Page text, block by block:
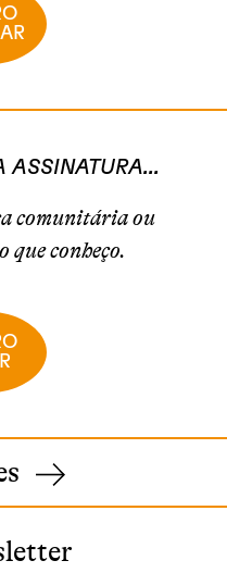
ASSINATURA...
comunitária ou
conheço.